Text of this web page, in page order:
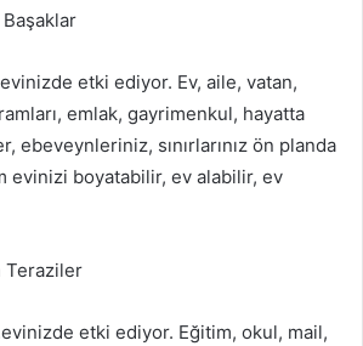
etki ediyor. Ev, aile, vatan,
emlak, gayrimenkul, hayatta
ebeveynleriniz, sınırlarınız ön planda
evinizi boyatabilir, ev alabilir, ev
Teraziler
etki ediyor. Eğitim, okul, mail,